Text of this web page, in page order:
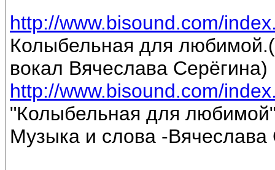
http://www.bisound.com/
Колыбельная для
вокал Вячеслава Серёгина)
http://www.bisound.com/
"Колыбельная для
Музыка и слова -Вячеслава